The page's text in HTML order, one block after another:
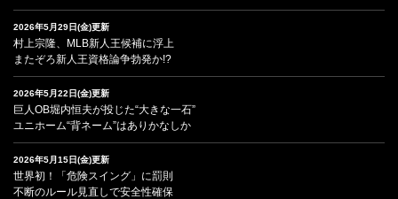
2026年5月29日(金)更新
村上宗隆、MLB新人王候補に浮上
またぞろ新人王資格論争勃発か!?
2026年5月22日(金)更新
巨人OB堀内恒夫が投じた“大きな一石”
ユニホーム“背ネーム”はありかなしか
2026年5月15日(金)更新
世界初！「危険スイング」に罰則
不断のルール見直しで安全性確保